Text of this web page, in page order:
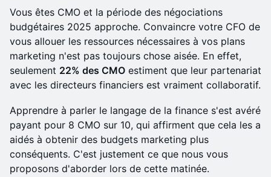
Vous êtes CMO et la période des négociations
budgétaires 2025 approche. Convaincre votre CFO de
vous allouer les ressources nécessaires à vos plans
marketing n'est pas toujours chose aisée. En effet,
seulement 22% des CMO estiment que leur partenariat
avec les directeurs financiers est vraiment collaboratif.
Apprendre à parler le langage de la finance s'est avéré
payant pour 8 CMO sur 10, qui affirment que cela les a
aidés à obtenir des budgets marketing plus
conséquents. C'est justement ce que nous vous
proposons d'aborder lors de cette matinée.